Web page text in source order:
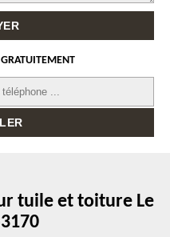
tuile et toiture Le